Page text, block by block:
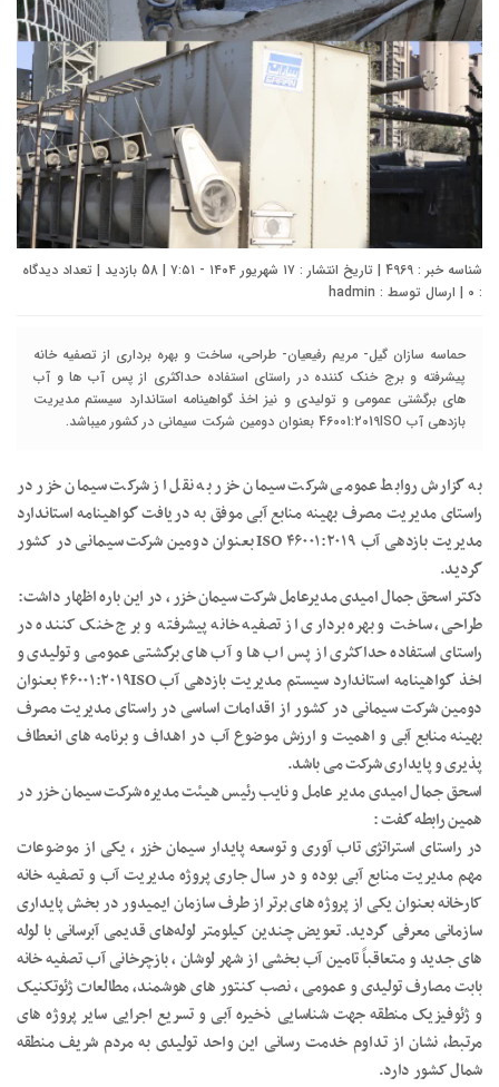
شناسه خبر : 4969 | تاریخ انتشار : ۱۷ شهریور ۱۴۰۴ - ۷:۵۱ | 58 بازدید | تعداد دیدگاه
:
0 | ارسال توسط : hadmin
حماسه سازان گیل- مریم رفیعیان- طراحی، ساخت و بهره برداری از تصفیه خانه
پیشرفته و برج خنک کننده در راستای استفاده حداکثری از پس آب ها و آب
های برگشتی عمومی و تولیدی و نیز اخذ گواهینامه استاندارد سیستم مدیریت
بازدهی آب 46001:2019ISO بعنوان دومین شرکت سیمانی در کشور میباشد.
به گزارش روابط عمومی شرکت سیمان خزر به نقل از شرکت سیمان خزر در
راستای مدیریت مصرف بهینه منابع آبی موفق به دریافت گواهینامه استاندارد
مدیریت بازدهی آب ۴۶۰۰۱:۲۰۱۹ ISO بعنوان دومین شرکت سیمانی در کشور
گردید.
دکتر اسحق جمال امیدی مدیرعامل شرکت سیمان خزر ، در این باره اظهار داشت:
طراحی، ساخت و بهره برداری از تصفیه خانه پیشرفته و برج خنک کننده در
راستای استفاده حداکثری از پس اب ها و آب های برگشتی عمومی و تولیدی و
اخذ گواهینامه استاندارد سیستم مدیریت بازدهی آب ۴۶۰۰۱:۲۰۱۹ISO بعنوان
دومین شرکت سیمانی در کشور از اقدامات اساسی در راستای مدیریت مصرف
بهینه منابع آبی و اهمیت و ارزش موضوع آب در اهداف و برنامه های انعطاف
پذیری و پایداری شرکت می باشد.
اسحق جمال امیدی مدیر عامل و نایب رئیس هیئت مدیره شرکت سیمان خزر در
همین رابطه گفت :
در راستای استراتژی تاب آوری و توسعه پایدار سیمان خزر ، یکی از موضوعات
مهم مدیریت منابع آبی بوده و در سال جاری پروژه مدیریت آب و تصفیه خانه
کارخانه بعنوان یکی از پروژه های برتر از طرف سازمان ایمیدور در بخش پایداری
سازمانی معرفی گردید. تعویض چندین کیلومتر لوله‌های قدیمی آبرسانی با لوله
های جدید و متعاقباً تامین آب بخشی از شهر لوشان ، بازچرخانی آب تصفیه خانه
بابت مصارف تولیدی و عمومی ، نصب کنتور های هوشمند، مطالعات ژئوتکنیک
و ژئوفیزیک منطقه جهت شناسایی ذخیره آبی و تسریع اجرایی سایر پروژه های
مرتبط، نشان از تداوم خدمت رسانی این واحد تولیدی به مردم شریف منطقه
شمال کشور دارد.